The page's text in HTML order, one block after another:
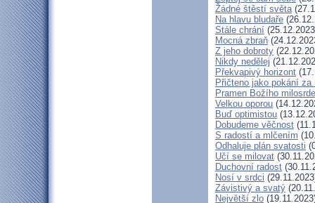
Žádné štěstí světa
Na hlavu bludaře
Stále chrání
Mocná zbraň
Z jeho dobroty
Nikdy nedělej
Překvapivý horizont
Přičteno jako pokání za
Pramen Božího
Velkou oporou
Buď optimistou
Dobudeme věčnost
S radostí a mlčením
Odhaluje plán svatosti
Učí se milovat
Duchovní radost
Nosí v srdci
Závistivý a svatý
Největší zlo